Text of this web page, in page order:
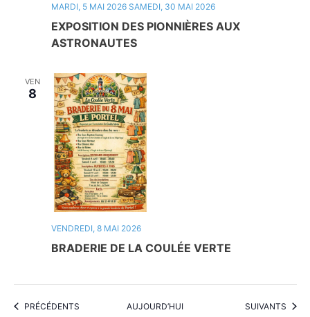
EXPOSITION DES PIONNIÈRES AUX
ASTRONAUTES
MARDI, 5 MAI 2026 SAMEDI, 30 MAI 2026
VEN
8
BRADERIE DE LA COULÉE VERTE
VENDREDI, 8 MAI 2026
ÉVÈNEMENTS
PRÉCÉDENTS AUJOURD’HUI ÉVÈNEMENTS
SUIVANTS